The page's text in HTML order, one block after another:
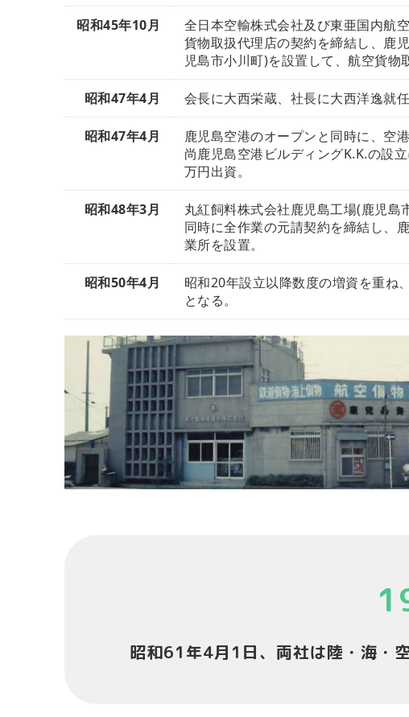
昭和45年10月
全日本空輸株式会社及び東亜国内航
貨物取扱代理店の契約を締結し、鹿
児島市小川町)を設置して、航空貨物
昭和47年4月 会長に大西栄蔵、社長に大西洋逸就任
昭和47年4月
鹿児島空港のオープンと同時に、空港
尚鹿児島空港ビルディングK.K.の設
万円出資。
昭和48年3月
丸紅飼料株式会社鹿児島工場(鹿児島
同時に全作業の元請契約を締結し、
業所を設置。
昭和50年4月
昭和20年設立以降数度の増資を重ね
となる。
昭和61年4月1日、両社は陸・海・